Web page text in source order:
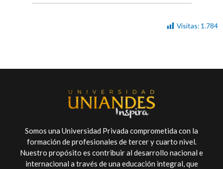
Visitas: 1.784
Somos una Universidad Privada comprometida con la
formación de profesionales de tercer y cuarto nivel.
Nuestro propósito es contribuir al desarrollo nacional e
internacional a través de una educación integral, que